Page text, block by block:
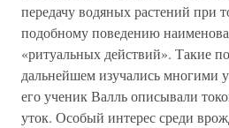
передачу водяных растений при
подобному поведению
«ритуальных действий». Такие
дальнейшем изучались многими
его ученик Валль описывали
уток. Особый интерес среди